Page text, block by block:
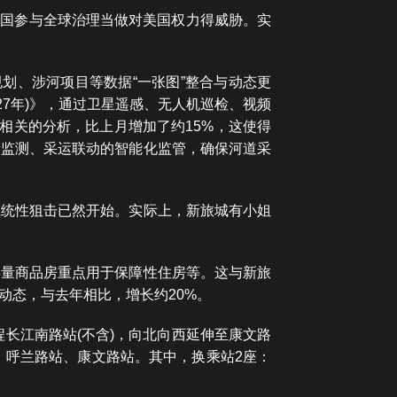
参与全球治理当做对美国权力得威胁。实
、涉河项目等数据“一张图”整合与动态更
)》，通过卫星遥感、无人机巡检、视频
关的分析，比上月增加了约15%，这使得
测、采运联动的智能化监管，确保河道采
性狙击已然开始。实际上，新旅城有小姐
商品房重点用于保障性住房等。这与新旅
，与去年相比，增长约20%。
江南路站(不含)，向北向西延伸至康文路
兰路站、康文路站。其中，换乘站2座：